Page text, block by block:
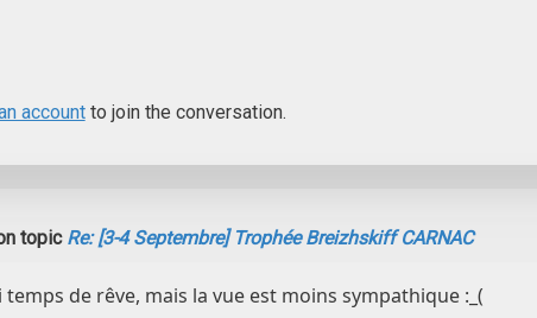
accountto join the conversation.
topic Re: [3-4 Septembre] Trophée Breizhskiff CARNAC
temps de rêve, mais la vue est moins sympathique :_(